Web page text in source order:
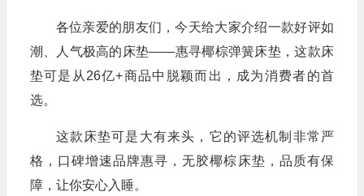
各位亲爱的朋友们，今天给大家介绍一款好评如
潮、人气极高的床垫——惠寻椰棕弹簧床垫，这款床
垫可是从26亿+商品中脱颖而出，成为消费者的首
选。
这款床垫可是大有来头，它的评选机制非常严
格，口碑增速品牌惠寻，无胶椰棕床垫，品质有保
障，让你安心入睡。